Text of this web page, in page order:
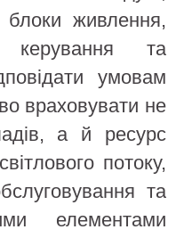
блоки живлення,
керування та
умовам
враховувати не
а й ресурс
потоку,
та
елементами